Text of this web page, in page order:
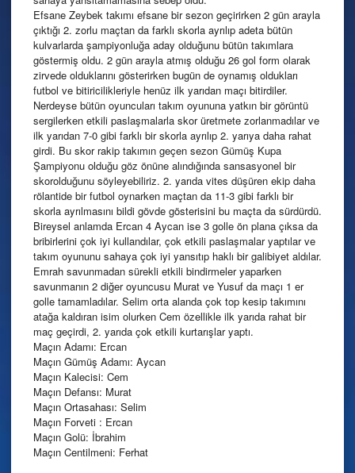
Efsane Zeybek takımı efsane bir sezon geçirirken 2 gün arayla
çıktığı 2. zorlu maçtan da farklı skorla ayrılıp adeta bütün
kulvarlarda şampiyonluğa aday olduğunu bütün takımlara
göstermiş oldu. 2 gün arayla atmış olduğu 26 gol form olarak
zirvede olduklarını gösterirken bugün de oynamış oldukları
futbol ve bitiricilikleriyle henüz ilk yarıdan maçı bitirdiler.
Nerdeyse bütün oyuncuları takım oyununa yatkın bir görüntü
sergilerken etkili paslaşmalarla skor üretmete zorlanmadılar ve
ilk yarıdan 7-0 gibi farklı bir skorla ayrılıp 2. yarıya daha rahat
girdi. Bu skor rakip takımın geçen sezon Gümüş Kupa
Şampiyonu olduğu göz önüne alındığında sansasyonel bir
skorolduğunu söyleyebiliriz. 2. yarıda vites düşüren ekip daha
rölantide bir futbol oynarken maçtan da 11-3 gibi farklı bir
skorla ayrılmasını bildi gövde gösterisini bu maçta da sürdürdü.
Bireysel anlamda Ercan 4 Aycan ise 3 golle ön plana çıksa da
bribirlerini çok iyi kullandılar, çok etkili paslaşmalar yaptılar ve
takım oyununu sahaya çok iyi yansıtıp haklı bir galibiyet aldılar.
Emrah savunmadan sürekli etkili bindirmeler yaparken
savunmanın 2 diğer oyuncusu Murat ve Yusuf da maçı 1 er
golle tamamladılar. Selim orta alanda çok top kesip takımını
atağa kaldıran isim olurken Cem özellikle ilk yarıda rahat bir
maç geçirdi, 2. yarıda çok etkili kurtarışlar yaptı.
Maçın Adamı: Ercan
Maçın Gümüş Adamı: Aycan
Maçın Kalecisi: Cem
Maçın Defansı: Murat
Maçın Ortasahası: Selim
Maçın Forveti : Ercan
Maçın Golü: İbrahim
Maçın Centilmeni: Ferhat